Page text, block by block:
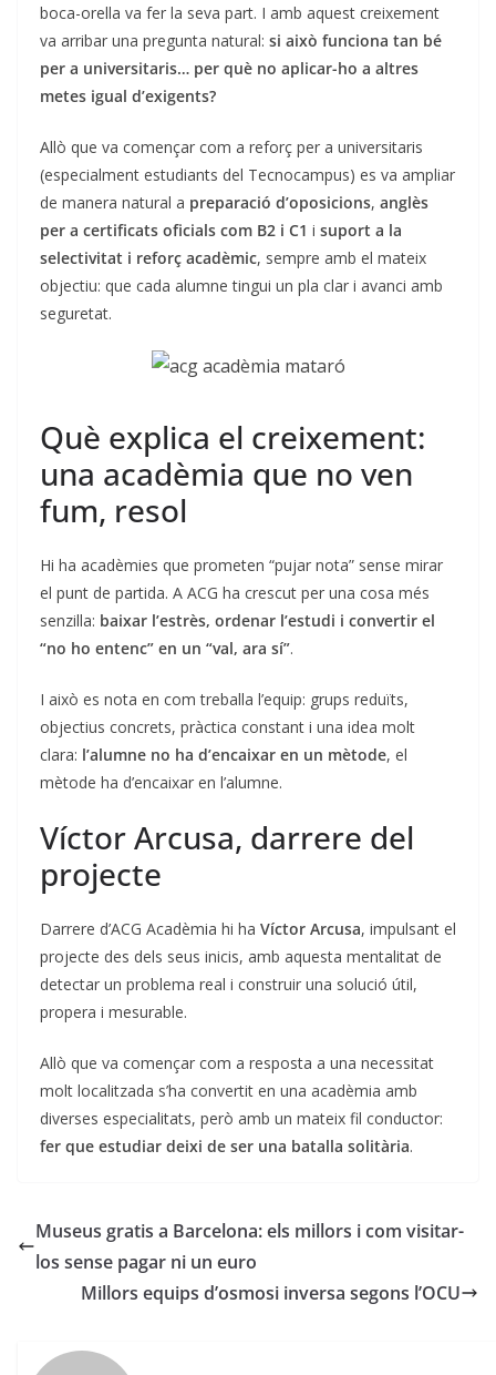
boca-orella va fer la seva part. I amb aquest creixement
va arribar una pregunta natural: si això funciona tan bé
per a universitaris… per què no aplicar-ho a altres
metes igual d’exigents?
Allò que va començar com a reforç per a universitaris
(especialment estudiants del Tecnocampus) es va ampliar
de manera natural a preparació d’oposicions, anglès
per a certificats oficials com B2 i C1 i suport a la
selectivitat i reforç acadèmic, sempre amb el mateix
objectiu: que cada alumne tingui un pla clar i avanci amb
seguretat.
Què explica el creixement:
una acadèmia que no ven
fum, resol
Hi ha acadèmies que prometen “pujar nota” sense mirar
el punt de partida. A ACG ha crescut per una cosa més
senzilla: baixar l’estrès, ordenar l’estudi i convertir el
“no ho entenc” en un “val, ara sí”.
I això es nota en com treballa l’equip: grups reduïts,
objectius concrets, pràctica constant i una idea molt
clara: l’alumne no ha d’encaixar en un mètode, el
mètode ha d’encaixar en l’alumne.
Víctor Arcusa, darrere del
projecte
Darrere d’ACG Acadèmia hi ha Víctor Arcusa, impulsant el
projecte des dels seus inicis, amb aquesta mentalitat de
detectar un problema real i construir una solució útil,
propera i mesurable.
Allò que va començar com a resposta a una necessitat
molt localitzada s’ha convertit en una acadèmia amb
diverses especialitats, però amb un mateix fil conductor:
fer que estudiar deixi de ser una batalla solitària.
Museus gratis a Barcelona: els millors i com visitar-
los sense pagar ni un euro
Millors equips d’osmosi inversa segons l’OCU